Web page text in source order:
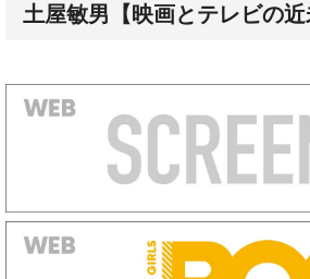
土屋敏男【映画とテレビの近